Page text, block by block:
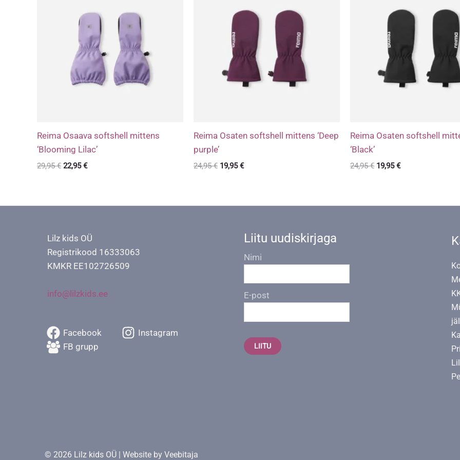
Reima Osaava softshell mittens
‘Blooming Lilac’
29,95€ Algne
22,95€Praegune
Reima Osaten softshell mittens ‘Deep
purple’
24,95€ Algne
19,95€Praegune
Reima Osaten softshell
‘Black’
24,95€ Algne
19,95€Praegune
Lilz kids OÜ
Registrikood 16333063
KMKR EE102726509
info@lilzkids.ee
Facebook
Instagram
FB grupp
Liitu uudiskirjaga
Nimi
E-post
LIITU
© 2026 Lilz kids OÜ | Website by Veebitaja